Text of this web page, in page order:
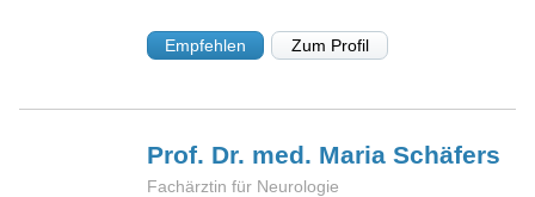
Empfehlen Zum Profil
Prof. Dr. med. MariaSchäfers
Fachärztin für Neurologie